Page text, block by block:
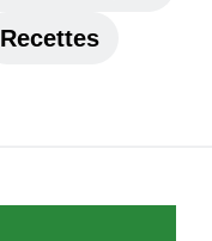
Recettes